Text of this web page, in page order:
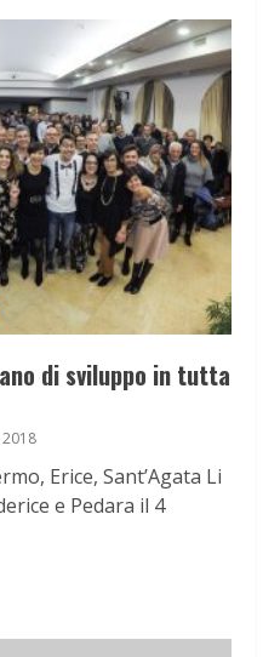
di sviluppo in tutta
Erice, Sant’Agata Li
e Pedara il 4